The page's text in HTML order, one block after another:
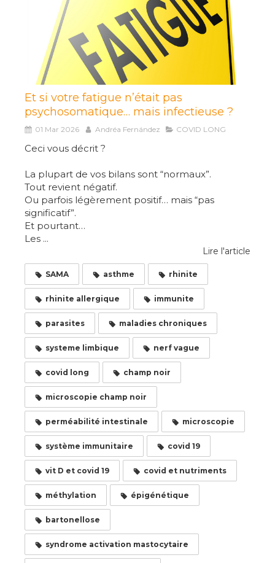
Et si votre fatigue n’était pas
psychosomatique… mais infectieuse ?
01 Mar 2026 Andréa Fernández COVID LONG
Ceci vous décrit ?
La plupart de vos bilans sont “normaux”.
Tout revient négatif.
Ou parfois légèrement positif… mais “pas
significatif”.
Et pourtant…
Les ...
Lire l'article
SAMA asthme rhinite
rhinite allergique immunite
parasites maladies chroniques
systeme limbique nerf vague
covid long champ noir
microscopie champ noir
perméabilité intestinale microscopie
système immunitaire covid 19
vit D et covid 19 covid et nutriments
méthylation épigénétique
bartonellose
syndrome activation mastocytaire